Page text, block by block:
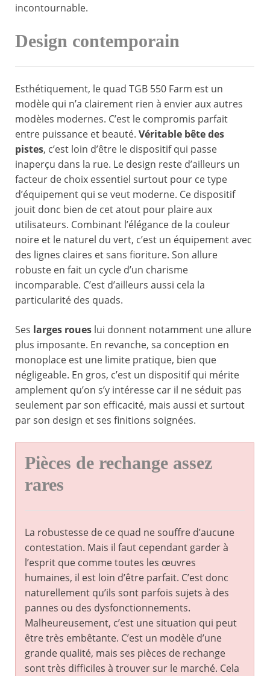
incontournable.
Design contemporain
Esthétiquement, le quad TGB 550 Farm est un
modèle qui n’a clairement rien à envier aux autres
modèles modernes. C’est le compromis parfait
entre puissance et beauté. Véritable bête des
pistes, c’est loin d’être le dispositif qui passe
inaperçu dans la rue. Le design reste d’ailleurs un
facteur de choix essentiel surtout pour ce type
d’équipement qui se veut moderne. Ce dispositif
jouit donc bien de cet atout pour plaire aux
utilisateurs. Combinant l’élégance de la couleur
noire et le naturel du vert, c’est un équipement avec
des lignes claires et sans fioriture. Son allure
robuste en fait un cycle d’un charisme
incomparable. C’est d’ailleurs aussi cela la
particularité des quads.
Ses larges roues lui donnent notamment une allure
plus imposante. En revanche, sa conception en
monoplace est une limite pratique, bien que
négligeable. En gros, c’est un dispositif qui mérite
amplement qu’on s’y intéresse car il ne séduit pas
seulement par son efficacité, mais aussi et surtout
par son design et ses finitions soignées.
Pièces de rechange assez
rares
La robustesse de ce quad ne souffre d’aucune
contestation. Mais il faut cependant garder à
l’esprit que comme toutes les œuvres
humaines, il est loin d’être parfait. C’est donc
naturellement qu’ils sont parfois sujets à des
pannes ou des dysfonctionnements.
Malheureusement, c’est une situation qui peut
être très embêtante. C’est un modèle d’une
grande qualité, mais ses pièces de rechange
sont très difficiles à trouver sur le marché. Cela